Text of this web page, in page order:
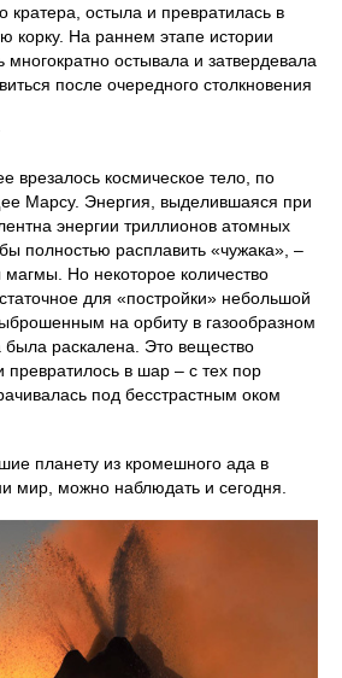
кратера, остыла и превратилась в
корку. На раннем этапе истории
остывала и затвердевала
после очередного столкновения
врезалось космическое тело, по
Марсу. Энергия, выделившаяся при
энергии триллионов атомных
полностью расплавить «чужака», –
магмы. Но некоторое количество
для «постройки» небольшой
на орбиту в газообразном
была раскалена. Это вещество
превратилось в шар – с тех пор
под бесстрастным оком
планету из кромешного ада в
мир, можно наблюдать и сегодня.